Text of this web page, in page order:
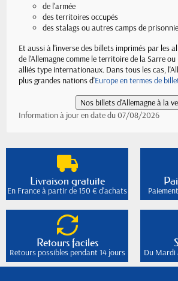
de l'armée
des territoires occupés
des stalags ou autres camps de
Et aussi à l'inverse des billets imprimés par les
de l'Allemagne comme le territoire de la Sarre
alliés type internationaux. Dans tous les cas,
plus grandes nations d'Europe en termes de
Information à jour en date du 07/08/2026
Livraison gratuite
En France à partir de 150 € d'achats
Retours faciles
Retours possibles pendant 14 jours Du Mardi